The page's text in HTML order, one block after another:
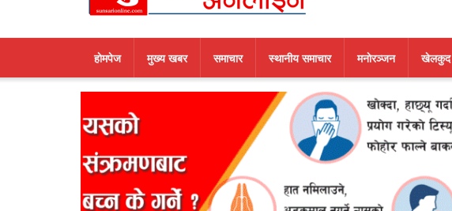
हाेमपेज मुख्य खबर समाचार स्थानीय समाचार मनाेरञ्जन खेलकुद